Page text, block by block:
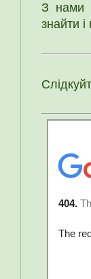
З нами
знайти